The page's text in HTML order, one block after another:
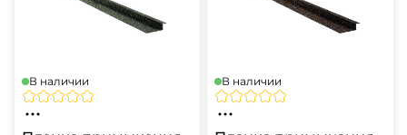
В наличии В наличии